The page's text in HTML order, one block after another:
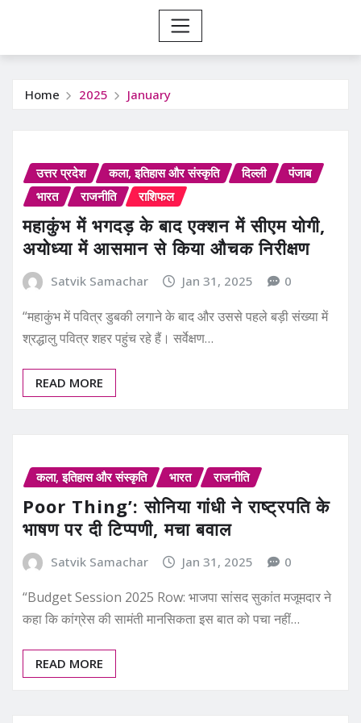
Home 2025 January
उत्तर प्रदेश कला, इतिहास और संस्कृति दिल्ली
पंजाब
भारत
राजनीति राशिफल
महाकुंभ में भगदड़ के बाद एक्शन में सीएम योगी,
अयोध्या में आसमान से किया औचक निरीक्षण
Satvik Samachar Jan 31, 2025 0
“महाकुंभ में पवित्र डुबकी लगाने के बाद और उससे पहले बड़ी संख्या में
श्रद्धालु पवित्र शहर पहुंच रहे हैं। सर्वेक्षण…
READ MORE
कला, इतिहास और संस्कृति भारत राजनीति
Poor Thing’: सोनिया गांधी ने राष्ट्रपति के
भाषण पर दी टिप्पणी, मचा बवाल
Satvik Samachar Jan 31, 2025 0
“Budget Session 2025 Row: भाजपा सांसद सुकांत मजूमदार ने
कहा कि कांग्रेस की सामंती मानसिकता इस बात को पचा नहीं…
READ MORE